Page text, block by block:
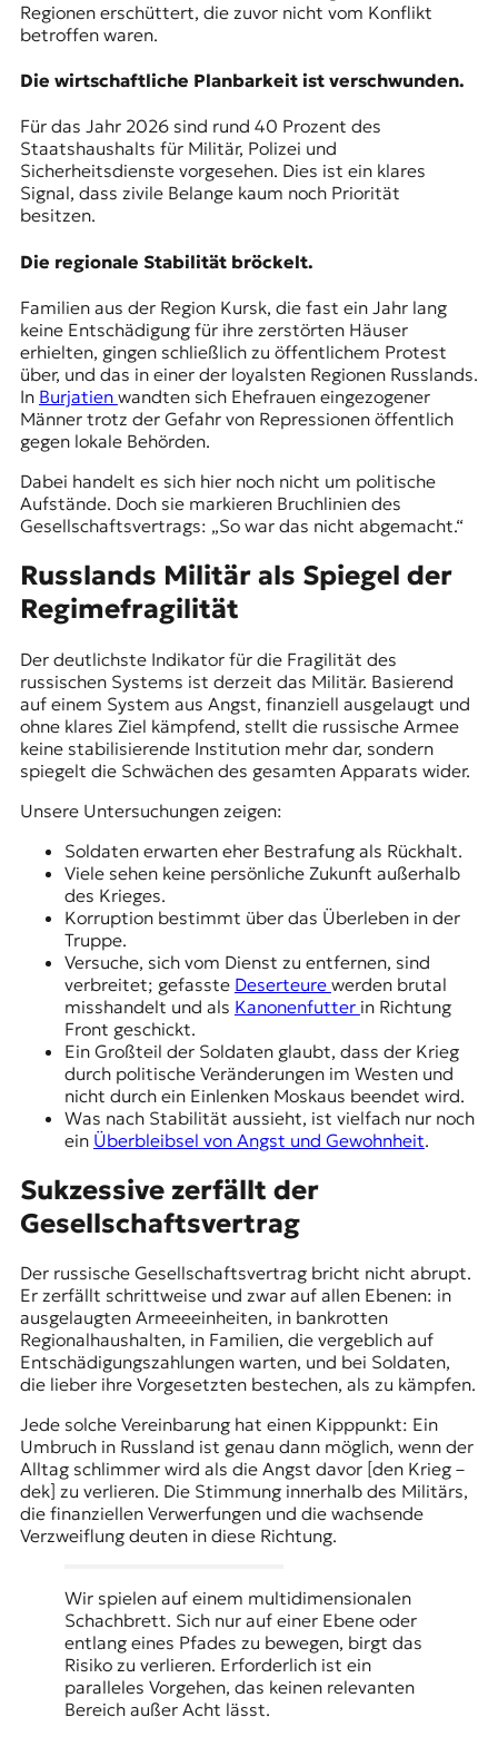
Regionen erschüttert, die zuvor nicht vom Konflikt
betroffen waren.
Die wirtschaftliche Planbarkeit ist verschwunden.
Für das Jahr 2026 sind rund 40 Prozent des
Staatshaushalts für Militär, Polizei und
Sicherheitsdienste vorgesehen. Dies ist ein klares
Signal, dass zivile Belange kaum noch Priorität
besitzen.
Die regionale Stabilität bröckelt.
Familien aus der Region Kursk, die fast ein Jahr lang
keine Entschädigung für ihre zerstörten Häuser
erhielten, gingen schließlich zu öffentlichem Protest
über, und das in einer der loyalsten Regionen Russlands.
In Burjatien wandten sich Ehefrauen eingezogener
Männer trotz der Gefahr von Repressionen öffentlich
gegen lokale Behörden.
Dabei handelt es sich hier noch nicht um politische
Aufstände. Doch sie markieren Bruchlinien des
Gesellschaftsvertrags: „So war das nicht abgemacht.“
Russlands Militär als Spiegel der
Regimefragilität
Der deutlichste Indikator für die Fragilität des
russischen Systems ist derzeit das Militär. Basierend
auf einem System aus Angst, finanziell ausgelaugt und
ohne klares Ziel kämpfend, stellt die russische Armee
keine stabilisierende Institution mehr dar, sondern
spiegelt die Schwächen des gesamten Apparats wider.
Unsere Untersuchungen zeigen:
Soldaten erwarten eher Bestrafung als Rückhalt.
Viele sehen keine persönliche Zukunft außerhalb
des Krieges.
Korruption bestimmt über das Überleben in der
Truppe.
Versuche, sich vom Dienst zu entfernen, sind
verbreitet; gefasste Deserteure werden brutal
misshandelt und als Kanonenfutter in Richtung
Front geschickt.
Ein Großteil der Soldaten glaubt, dass der Krieg
durch politische Veränderungen im Westen und
nicht durch ein Einlenken Moskaus beendet wird.
Was nach Stabilität aussieht, ist vielfach nur noch
ein Überbleibsel von Angst und Gewohnheit.
Sukzessive zerfällt der
Gesellschaftsvertrag
Der russische Gesellschaftsvertrag bricht nicht abrupt.
Er zerfällt schrittweise und zwar auf allen Ebenen: in
ausgelaugten Armeeeinheiten, in bankrotten
Regionalhaushalten, in Familien, die vergeblich auf
Entschädigungszahlungen warten, und bei Soldaten,
die lieber ihre Vorgesetzten bestechen, als zu kämpfen.
Jede solche Vereinbarung hat einen Kipppunkt: Ein
Umbruch in Russland ist genau dann möglich, wenn der
Alltag schlimmer wird als die Angst davor [den Krieg –
dek] zu verlieren. Die Stimmung innerhalb des Militärs,
die finanziellen Verwerfungen und die wachsende
Verzweiflung deuten in diese Richtung.
Wir spielen auf einem multidimensionalen
Schachbrett. Sich nur auf einer Ebene oder
entlang eines Pfades zu bewegen, birgt das
Risiko zu verlieren. Erforderlich ist ein
paralleles Vorgehen, das keinen relevanten
Bereich außer Acht lässt.